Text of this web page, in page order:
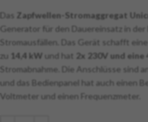
Das Zapfwellen-Stromaggregat
Generator für den Dauereinsatz in
Stromausfällen. Das Gerät schafft
zu 14,4 kW und hat 2x 230V und eine
Stromabnahme. Die Anschlüsse sind
und das Bedienpanel hat auch einen
Voltmeter und einen Frequenzmeter.